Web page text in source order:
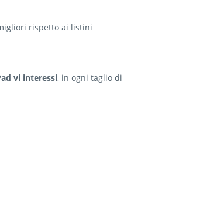
rispetto ai listini
vi interessi, in ogni taglio di